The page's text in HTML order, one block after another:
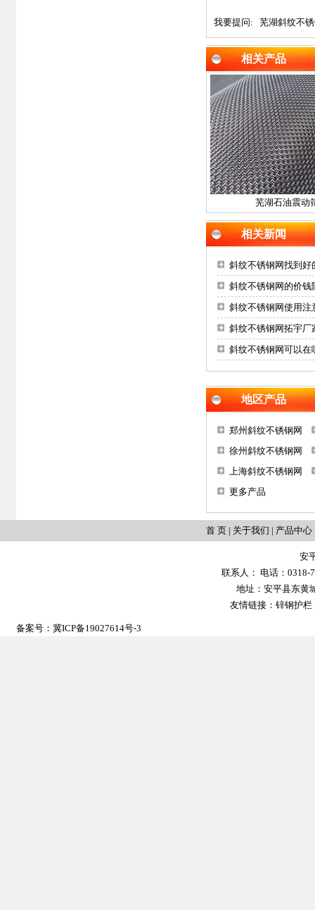
我要提问: 芜湖斜纹不
相关产品
芜湖石油震动
相关新闻
斜纹不锈钢网找到好
斜纹不锈钢网的价钱
斜纹不锈钢网使用注
斜纹不锈钢网拓宇厂
斜纹不锈钢网可以在
地区产品
郑州斜纹不锈钢网
徐州斜纹不锈钢网
上海斜纹不锈钢网
更多产品
首 页 | 关于我们 | 产品中心
安
联系人： 电话：0318-
地址：安平县东黄
友情链接：锌钢护栏
备案号： 冀ICP备19027614号-3